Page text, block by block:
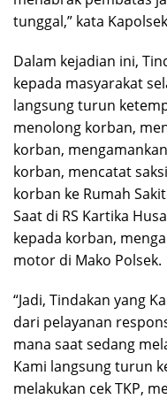
tunggal,” kata
Dalam kejadian ini,
kepada masyarakat
langsung turun
menolong korban,
korban,
korban, mencatat
korban ke Rumah
Saat di RS Kartika
kepada korban,
motor di Mako Polsek.
“Jadi, Tindakan yang
dari pelayanan
mana saat sedang
Kami langsung turun
melakukan cek TKP,